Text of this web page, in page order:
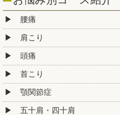
腰痛
肩こり
頭痛
首こり
顎関節症
五十肩・四十肩